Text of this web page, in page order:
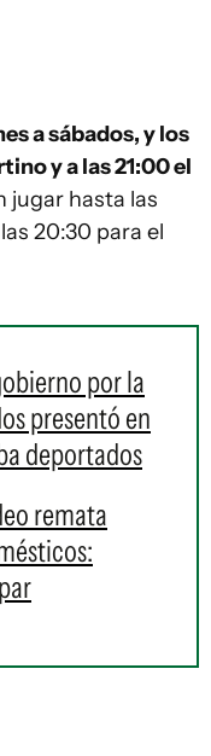
a sábados, y los
y a las 21:00 el
jugar hasta las
20:30 para el
por la
presentó en
deportados
remata